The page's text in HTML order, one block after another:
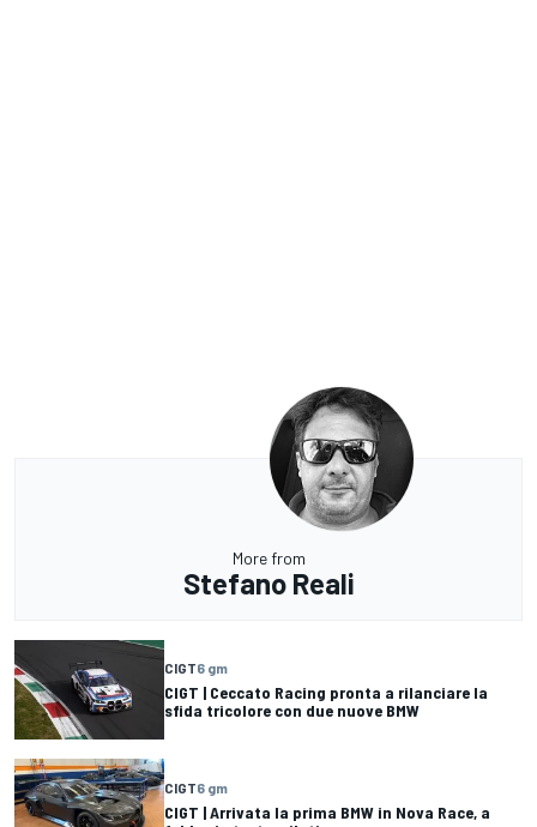
More from
Stefano Reali
CIGT6 gm
CIGT | Ceccato Racing pronta a rilanciare la
sfida tricolore con due nuove BMW
CIGT6 gm
CIGT | Arrivata la prima BMW in Nova Race, a